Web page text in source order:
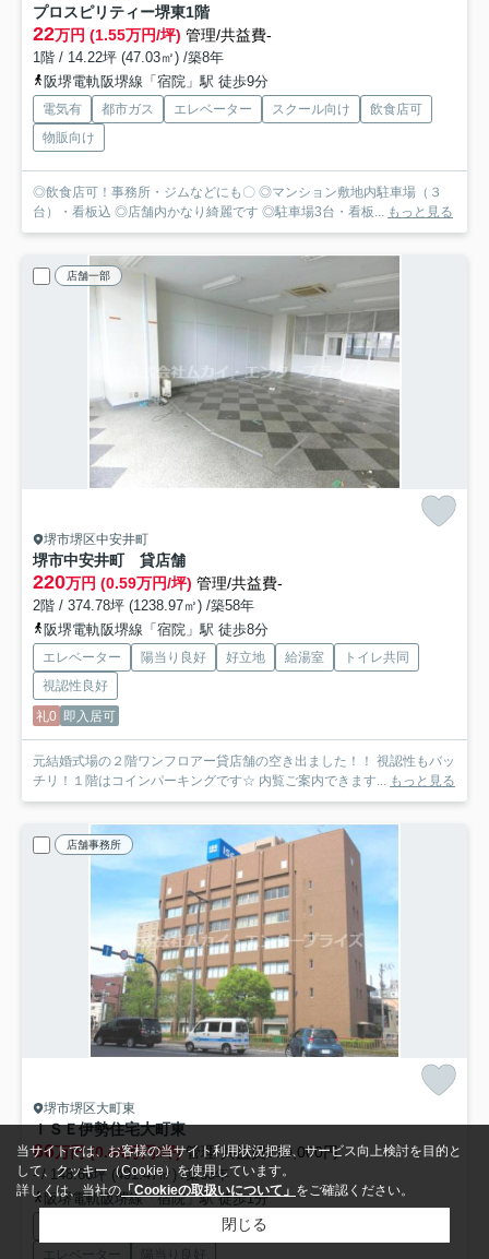
プロスピリティー堺東1階
22万円 (1.55万円/坪) 管理/共益費-
1階 / 14.22坪 (47.03㎡) /築8年
阪堺電軌阪堺線「宿院」駅 徒歩9分
電気有 都市ガス エレベーター スクール向け
飲食店可
物販向け
◎飲食店可！事務所・ジムなどにも〇 ◎マンション敷地内駐車場（３
台）・看板込 ◎店舗内かなり綺麗です ◎駐車場3台・看板...
もっと見る
店舗一部
堺市堺区中安井町
堺市中安井町 貸店舗
220万円 (0.59万円/坪) 管理/共益費-
2階 / 374.78坪 (1238.97㎡) /築58年
阪堺電軌阪堺線「宿院」駅 徒歩8分
エレベーター 陽当り良好 好立地 給湯室
トイレ共同
視認性良好
礼0 即入居可
元結婚式場の２階ワンフロアー貸店舗の空き出ました！！ 視認性もバッ
チリ！１階はコインパーキングです☆ 内覧ご案内できます... もっと見る
店舗事務所
堺市堺区大町東
ＩＳＥ伊勢住宅大町東
66万円 (0.44万円/坪)管理/共益費220,000円
- / 148.66坪 (491.47㎡) /築38年
阪堺電軌阪堺線「宿院」駅 徒歩1分
温水洗浄便座 独立洗面台
エレベーター
陽当り良好
当サイトでは、お客様の当サイト利用状況把握、サービス向上検討を目的と
して、クッキー（Cookie）を使用しています。
詳しくは、当社の「Cookieの取扱いについて」 をご確認ください。
閉じる